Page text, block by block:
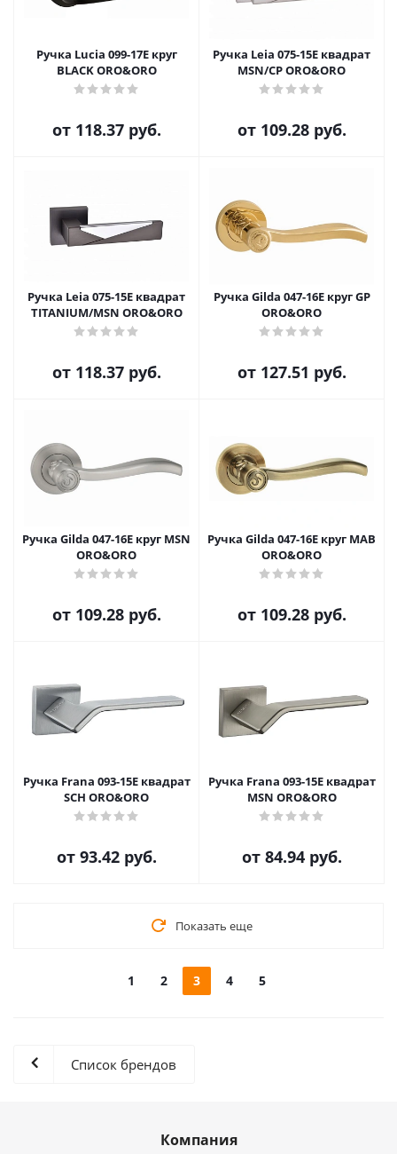
Ручка Lucia 099-17E круг
BLACK ORO&ORO
от 118.37 руб.
Ручка Leia 075-15E квадрат
MSN/CP ORO&ORO
от 109.28 руб.
Ручка Leia 075-15E квадрат
TITANIUM/MSN ORO&ORO
от 118.37 руб.
Ручка Gilda 047-16E круг GP
ORO&ORO
от 127.51 руб.
Ручка Gilda 047-16E круг MSN
ORO&ORO
от 109.28 руб.
Ручка Gilda 047-16E круг MAB
ORO&ORO
от 109.28 руб.
Ручка Frana 093-15E квадрат
SCH ORO&ORO
от 93.42 руб.
Ручка Frana 093-15E квадрат
MSN ORO&ORO
от 84.94 руб.
Показать еще
1 2 3 4 5
Список брендов
Компания